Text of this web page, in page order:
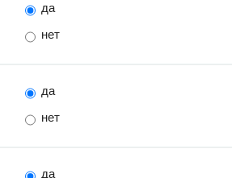
да
нет
да
нет
да